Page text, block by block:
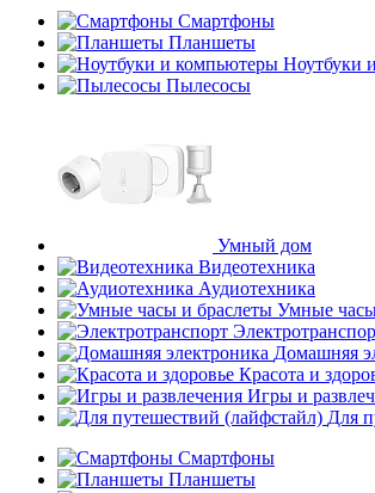
Смартфоны
Планшеты
Ноутбуки
Пылесосы
Умный дом
Видеотехника
Аудиотехника
Умные
Домашняя
Красота и
Игры и
Для
Смартфоны
Планшеты